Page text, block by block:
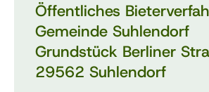
Öffentliches
Gemeinde Suhlendorf
Grundstück Berliner
29562 Suhlendorf